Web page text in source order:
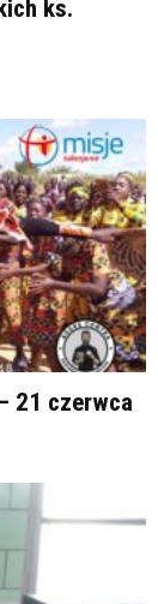
ks.
21 czerwca